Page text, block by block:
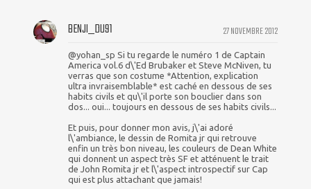
27 NOVEMBRE 2012
BENJI_DU91
@yohan_sp Si tu regarde le numéro 1 de Captain
America vol.6 d\'Ed Brubaker et Steve McNiven, tu
verras que son costume *Attention, explication
ultra invraisemblable* est caché en dessous de ses
habits civils et qu\'il porte son bouclier dans son
dos... oui... toujours en dessous de ses habits civils...
Et puis, pour donner mon avis, j\'ai adoré
l\'ambiance, le dessin de Romita jr qui retrouve
enfin un très bon niveau, les couleurs de Dean White
qui donnent un aspect très SF et atténuent le trait
de John Romita jr et l\'aspect introspectif sur Cap
qui est plus attachant que jamais!